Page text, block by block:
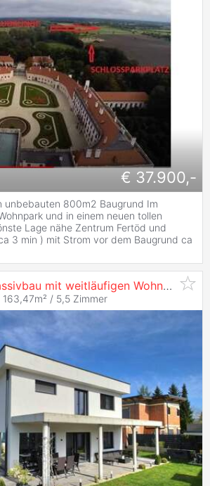
€ 37.900,-
unbebauten 800m2 Baugrund Im
und in einem neuen tollen
Lage nähe Zentrum Fertöd und
3 min ) mit Strom vor dem Baugrund ca
Hochwertiger Massivbau mit weitläufigen Wohnbereich
163,47m² / 5,5 Zimmer